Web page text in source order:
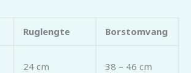
Ruglengte Borstomvang
24 cm 38 – 46 cm